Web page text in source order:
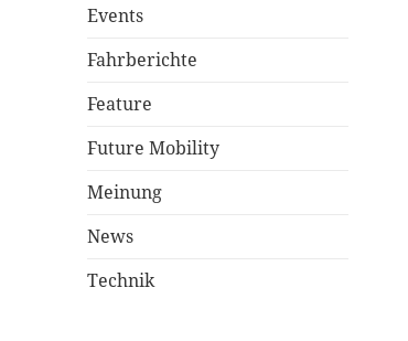
Events
Fahrberichte
Feature
Future Mobility
Meinung
News
Technik